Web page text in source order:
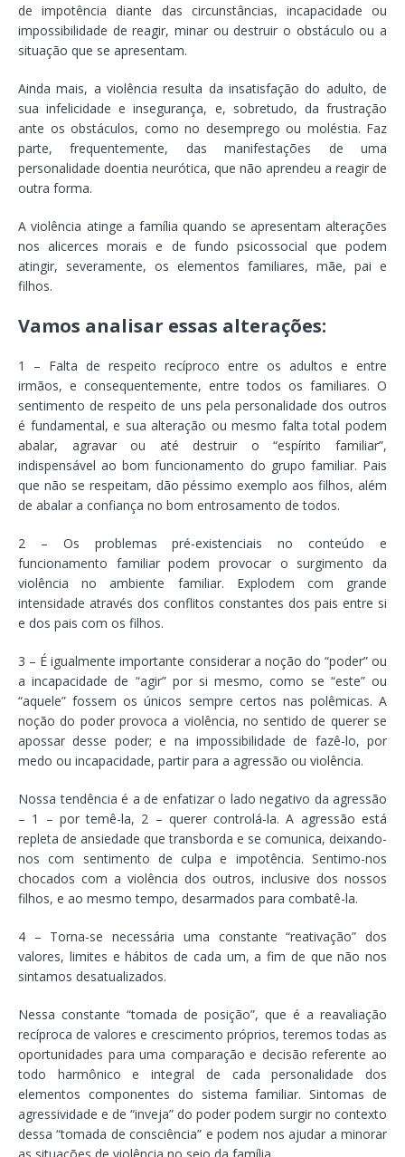
de impotência diante das circunstâncias, incapacidade ou
impossibilidade de reagir, minar ou destruir o obstáculo ou a
situação que se apresentam.
Ainda mais, a violência resulta da insatisfação do adulto, de
sua infelicidade e insegurança, e, sobretudo, da frustração
ante os obstáculos, como no desemprego ou moléstia. Faz
parte, frequentemente, das manifestações de uma
personalidade doentia neurótica, que não aprendeu a reagir de
outra forma.
A violência atinge a família quando se apresentam alterações
nos alicerces morais e de fundo psicossocial que podem
atingir, severamente, os elementos familiares, mãe, pai e
filhos.
Vamos analisar essas alterações:
1 – Falta de respeito recíproco entre os adultos e entre
irmãos, e consequentemente, entre todos os familiares. O
sentimento de respeito de uns pela personalidade dos outros
é fundamental, e sua alteração ou mesmo falta total podem
abalar, agravar ou até destruir o “espírito familiar”,
indispensável ao bom funcionamento do grupo familiar. Pais
que não se respeitam, dão péssimo exemplo aos filhos, além
de abalar a confiança no bom entrosamento de todos.
2 – Os problemas pré-existenciais no conteúdo e
funcionamento familiar podem provocar o surgimento da
violência no ambiente familiar. Explodem com grande
intensidade através dos conflitos constantes dos pais entre si
e dos pais com os filhos.
3 – É igualmente importante considerar a noção do “poder” ou
a incapacidade de “agir” por si mesmo, como se “este” ou
“aquele” fossem os únicos sempre certos nas polêmicas. A
noção do poder provoca a violência, no sentido de querer se
apossar desse poder; e na impossibilidade de fazê-lo, por
medo ou incapacidade, partir para a agressão ou violência.
Nossa tendência é a de enfatizar o lado negativo da agressão
– 1 – por temê-la, 2 – querer controlá-la. A agressão está
repleta de ansiedade que transborda e se comunica, deixando-
nos com sentimento de culpa e impotência. Sentimo-nos
chocados com a violência dos outros, inclusive dos nossos
filhos, e ao mesmo tempo, desarmados para combatê-la.
4 – Torna-se necessária uma constante “reativação” dos
valores, limites e hábitos de cada um, a fim de que não nos
sintamos desatualizados.
Nessa constante “tomada de posição”, que é a reavaliação
recíproca de valores e crescimento próprios, teremos todas as
oportunidades para uma comparação e decisão referente ao
todo harmônico e integral de cada personalidade dos
elementos componentes do sistema familiar. Sintomas de
agressividade e de “inveja” do poder podem surgir no contexto
dessa “tomada de consciência” e podem nos ajudar a minorar